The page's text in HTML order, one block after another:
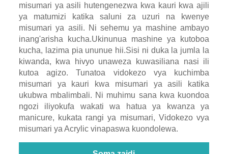
misumari ya asili hutengenezwa kwa kauri kwa ajili
ya matumizi katika saluni za uzuri na kwenye
misumari ya asili. Ni sehemu ya mashine ambayo
inang'arisha kucha.Ukinunua mashine ya kutoboa
kucha, lazima pia ununue hii.Sisi ni duka la jumla la
kiwanda, kwa hivyo unaweza kuwasiliana nasi ili
kutoa agizo. Tunatoa vidokezo vya kuchimba
misumari ya kauri kwa misumari ya asili katika
ukubwa mbalimbali. Ni muhimu sana kwa kuondoa
ngozi iliyokufa wakati wa hatua ya kwanza ya
manicure, kukata rangi ya misumari, Vidokezo vya
misumari ya Acrylic vinapaswa kuondolewa.